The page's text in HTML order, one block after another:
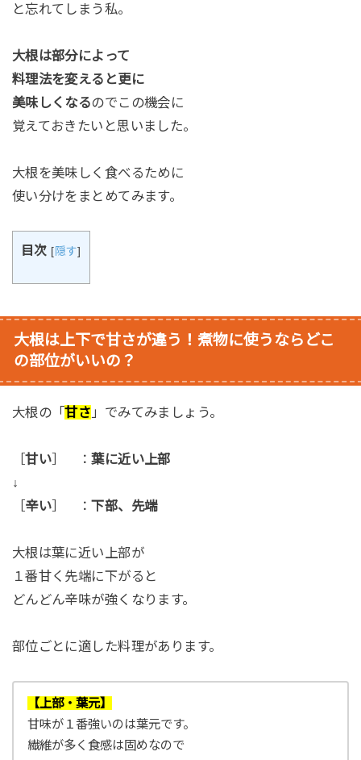
と忘れてしまう私。
大根は部分によって
料理法を変えると更に
美味しくなるのでこの機会に
覚えておきたいと思いました。
大根を美味しく食べるために
使い分けをまとめてみます。
目次 [隠す]
大根は上下で甘さが違う！煮物に使うならどこ
の部位がいいの？
大根の「甘さ 」でみてみましょう。
［甘い ］ ：葉に近い上部
↓
辛い ］ ：下部、先端
大根は葉に近い上部が
１番甘く先端に下がると
どんどん辛味が強くなります。
部位ごとに適した料理があります。
【上部・葉元】
甘味が１番強いのは葉元です。
繊維が多く食感は固めなので